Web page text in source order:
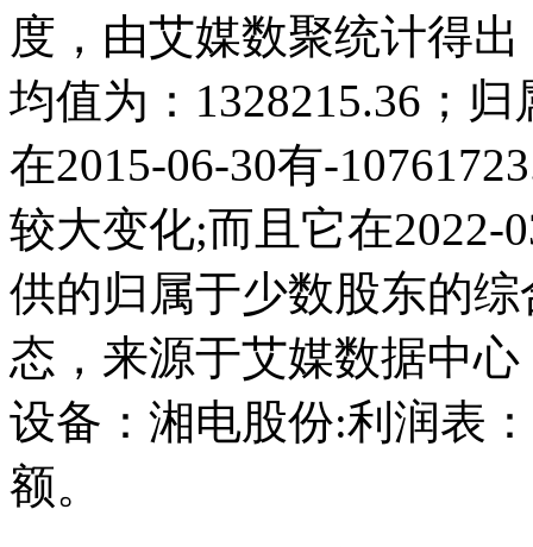
度，由艾媒数聚统计得
均值为：1328215.36；
在2015-06-30有-
较大变化;而且它在2022-
供的归属于少数股东的
态，来源于艾媒数据中
设备：湘电股份:利润表
额。